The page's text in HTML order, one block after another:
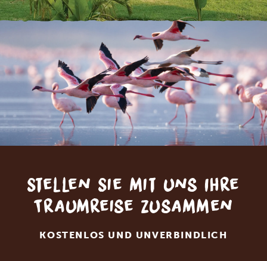
Stellen Sie mit uns Ihre
Traumreise zusammen
KOSTENLOS UND UNVERBINDLICH